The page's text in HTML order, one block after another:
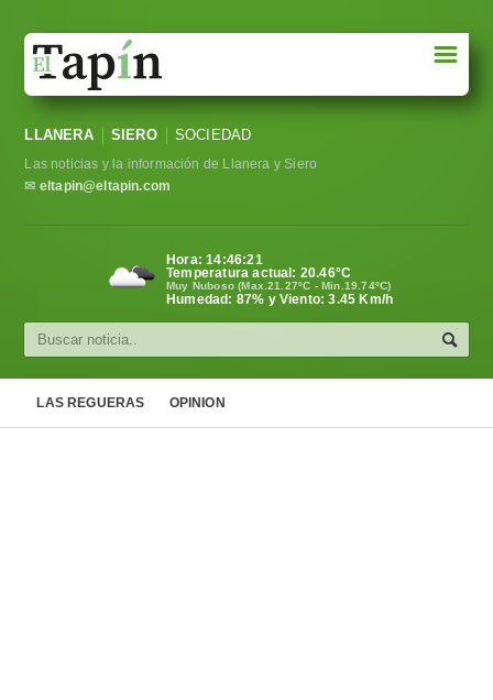
Sociedad
Política
Cultura
☰
LLANERA SIERO SOCIEDAD
Las noticias y la información de Llanera y Siero
✉ eltapin@eltapin.com
Hora:14:46:22
Temperatura actual: 20.46°C
Muy Nuboso (Max.21.27ºC - Min.19.74ºC)
Humedad: 87% y Viento: 3.45 Km/h
LAS REGUERAS OPINION